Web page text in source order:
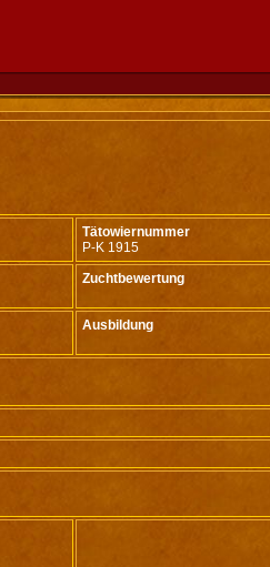
Tätowiernummer
P-K 1915
Zuchtbewertung
Ausbildung